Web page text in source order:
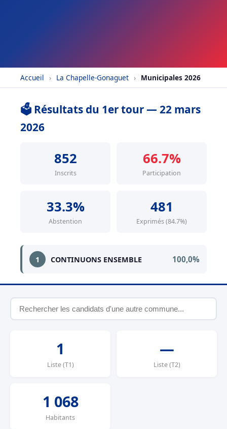
Accueil › La Chapelle-Gonaguet › Municipales 2026
🗳️ Résultats du 1er tour — 22 mars
2026
852
Inscrits
66.7%
Participation
33.3%
Abstention
481
Exprimés (84.7%)
1 CONTINUONS ENSEMBLE 100,0%
1
Liste (T1)
—
Liste (T2)
1 068
Habitants